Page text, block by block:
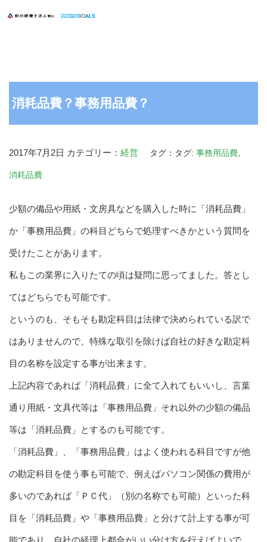
消耗品費？事務用品費？
2017年7月2日 カテゴリー： 経営 タグ：タグ: 事務用品費
消耗品費
少額の備品や用紙・文房具などを購入した時に「消耗品費」
か「事務用品費」の科目どちらで処理すべきかという質問を
受けたことがあります。
私もこの業界に入りたての頃は疑問に思ってました。答とし
てはどちらでも可能です。
というのも、そもそも勘定科目は法律で決められている訳で
はありませんので、特殊な取引を除けば自社の好きな勘定科
目の名称を設定する事が出来ます。
上記内容であれば「消耗品費」に全て入れてもいいし、言葉
通り用紙・文具代等は「事務用品費」それ以外の少額の備品
等は「消耗品費」とするのも可能です。
「消耗品費」、「事務用品費」はよく使われる科目ですが他
の勘定科目を使う事も可能で、例えばパソコン関係の費用が
多いのであれば「ＰＣ代」（別の名称でも可能）といった科
目を「消耗品費」や「事務用品費」と分けて計上する事が可
能であり、自社の経理上都合がいい分け方を行えばよいで